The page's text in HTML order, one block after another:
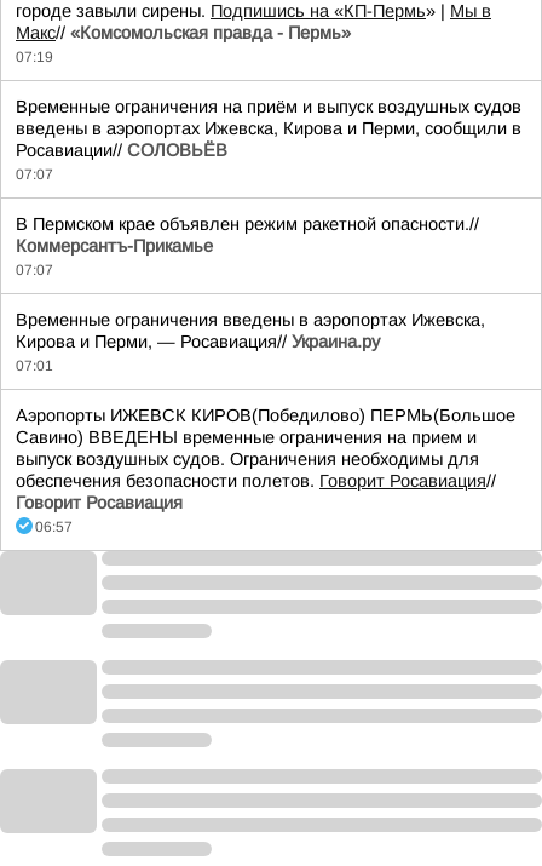
городе завыли сирены. Подпишись на «КП-Пермь» | Мы в
Maкс// «Комсомольская правда - Пермь»
07:19
Временные ограничения на приём и выпуск воздушных судов
введены в аэропортах Ижевска, Кирова и Перми, сообщили в
Росавиации// СОЛОВЬЁВ
07:07
В Пермском крае объявлен режим ракетной опасности.//
Коммерсантъ-Прикамье
07:07
Временные ограничения введены в аэропортах Ижевска,
Кирова и Перми, — Росавиация// Украина.ру
07:01
Аэропорты ИЖЕВСК КИРОВ(Победилово) ПЕРМЬ(Большое
Савино) ВВЕДЕНЫ временные ограничения на прием и
выпуск воздушных судов. Ограничения необходимы для
обеспечения безопасности полетов. Говорит Росавиация//
Говорит Росавиация
06:57